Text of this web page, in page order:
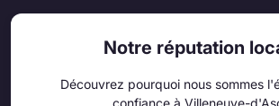
Notre réputation
Découvrez pourquoi nous sommes
confiance à Villeneuve-